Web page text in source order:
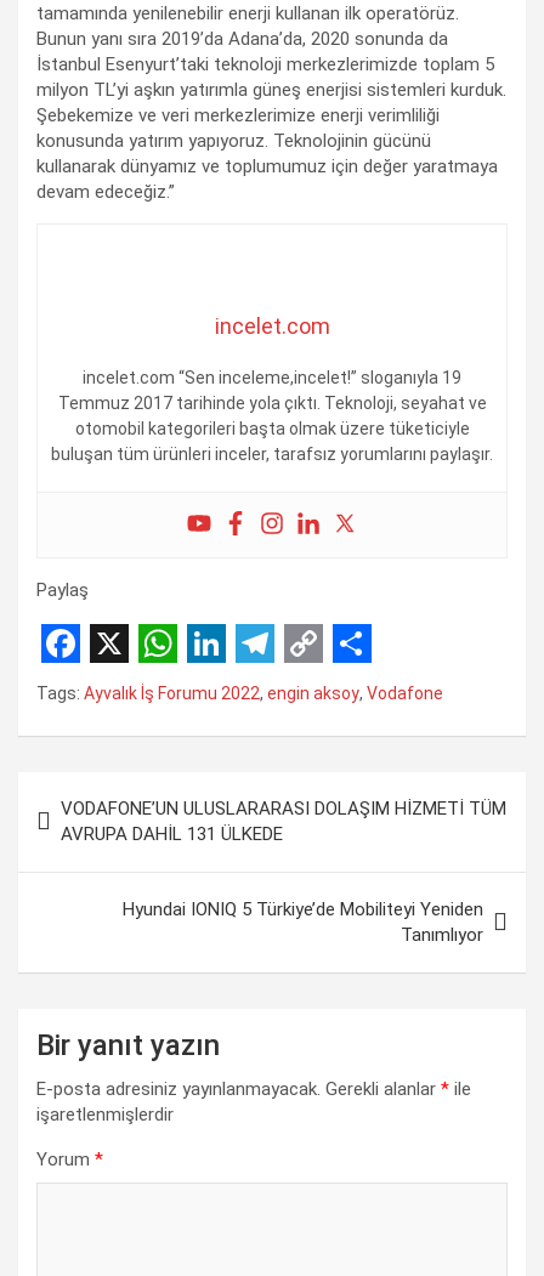
tamamında yenilenebilir enerji kullanan ilk operatörüz.
Bunun yanı sıra 2019’da Adana’da, 2020 sonunda da
İstanbul Esenyurt’taki teknoloji merkezlerimizde toplam 5
milyon TL’yi aşkın yatırımla güneş enerjisi sistemleri kurduk.
Şebekemize ve veri merkezlerimize enerji verimliliği
konusunda yatırım yapıyoruz. Teknolojinin gücünü
kullanarak dünyamız ve toplumumuz için değer yaratmaya
devam edeceğiz.”
incelet.com
incelet.com “Sen inceleme,incelet!” sloganıyla 19
Temmuz 2017 tarihinde yola çıktı. Teknoloji, seyahat ve
otomobil kategorileri başta olmak üzere tüketiciyle
buluşan tüm ürünleri inceler, tarafsız yorumlarını paylaşır.
Paylaş
F
b
o
X W
t
s
A
p
L
k
e
d
I
T
e
g
r
a
C
y
i
n
S
r
Tags: Ayvalık İş Forumu 2022, engin aksoy, Vodafone
gezinmesi
VODAFONE’UN ULUSLARARASI DOLAŞIM HİZMETİ TÜM
AVRUPA DAHİL 131 ÜLKEDE
Hyundai IONIQ 5 Türkiye’de Mobiliteyi Yeniden
Tanımlıyor
Bir yanıt yazın
E-posta adresiniz yayınlanmayacak. Gerekli alanlar * ile
işaretlenmişlerdir
Yorum *